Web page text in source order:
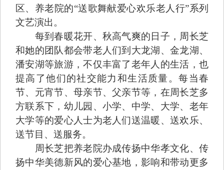
区、养老院的“送歌舞献爱心欢乐老人行”系列
文艺演出。
每到春暖花开、秋高气爽的日子，周长芝
和她的团队都会带老人们到大龙湖、金龙湖、
潘安湖等旅游，不仅丰富了老年人的生活，也
提高了他们的社交能力和生活质量。每当春
节、元宵节、母亲节、父亲节等，在周长芝多
方联系下，幼儿园、小学、中学、大学、老年
大学等的爱心人士为老人们送温暖、送欢乐、
送节目、送服务。
周长芝把养老院办成传扬中华孝文化、传
扬中华美德新风的爱心基地，影响和带动更多